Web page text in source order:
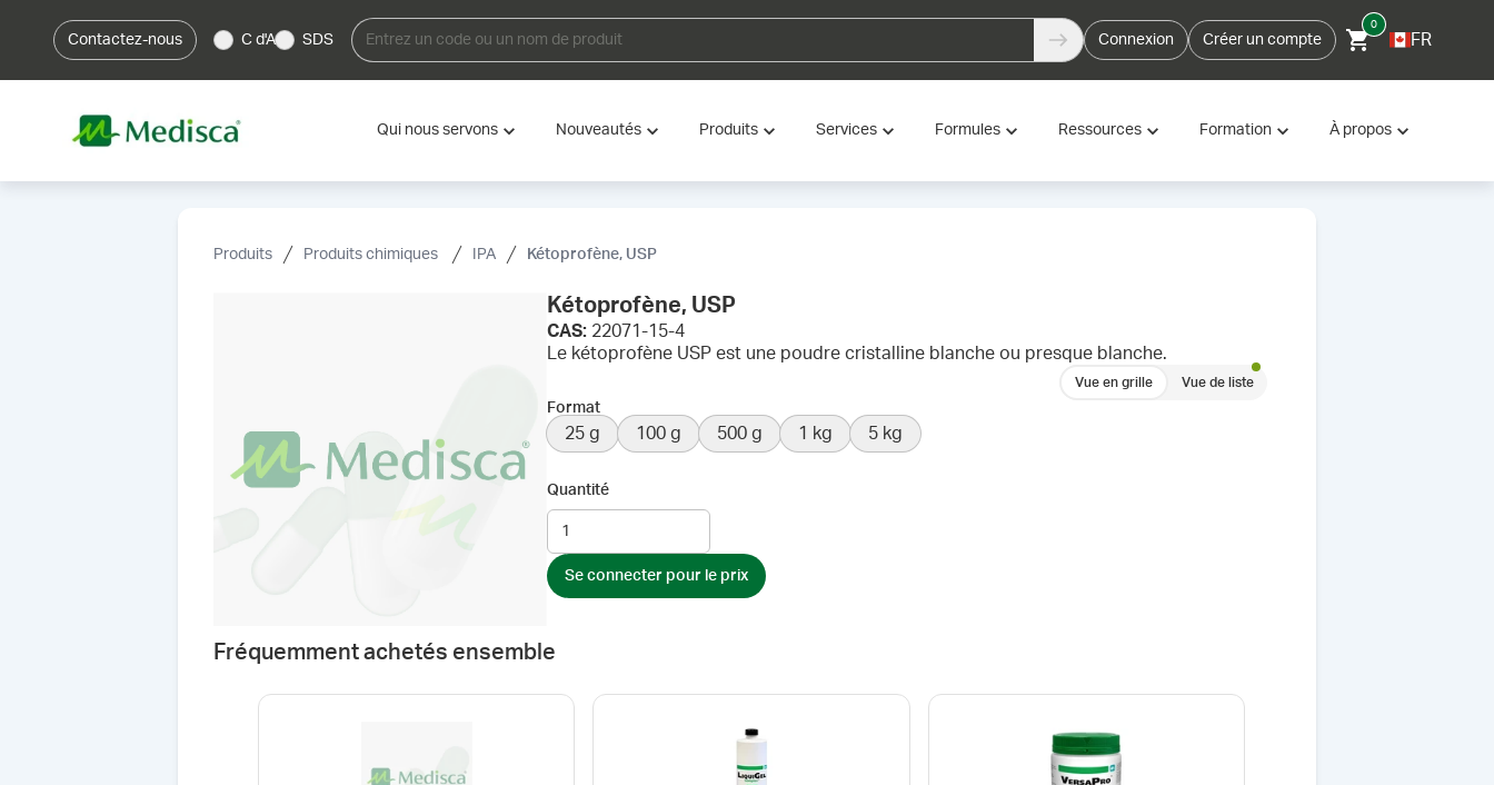
Contactez-nous C d'A SDS Connexion Créer un compte
0
FR
Qui nous servons Nouveautés Produits Services Formules Ressources Formation À propos
Produits Produits chimiques IPA Kétoprofène, USP
Kétoprofène, USP
CAS: 22071-15-4
Le kétoprofène USP est une poudre cristalline blanche ou presque blanche.
Vue en grille Vue de liste
Format
25 g 100 g 500 g 1 kg 5 kg
Quantité
Se connecter pour le prix
Fréquemment achetés ensemble